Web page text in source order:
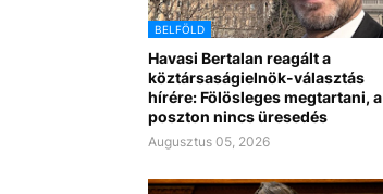
BELFÖLD
Havasi Bertalan reagált a
köztársaságielnök-választás
hírére: Fölösleges megtartani, a
poszton nincs üresedés
Augusztus 05, 2026